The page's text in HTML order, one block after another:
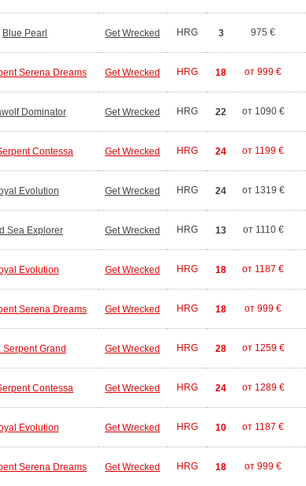
Blue Pearl Get Wrecked HRG 3 975 €
Serena Dreams Get Wrecked HRG 18 от 999 €
Dominator Get Wrecked HRG 22 от 1090 €
Contessa Get Wrecked HRG 24 от 1199 €
Evolution Get Wrecked HRG 24 от 1319 €
Sea Explorer Get Wrecked HRG 13 от 1110 €
Evolution Get Wrecked HRG 18 от 1187 €
Serena Dreams Get Wrecked HRG 18 от 999 €
Serpent Grand Get Wrecked HRG 28 от 1259 €
Contessa Get Wrecked HRG 24 от 1289 €
Evolution Get Wrecked HRG 10 от 1187 €
Serena Dreams Get Wrecked HRG 18 от 999 €